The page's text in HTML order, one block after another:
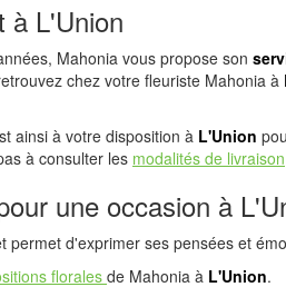
à L'Union
Mahonia vous propose son
chez votre fleuriste Mahonia à
ainsi à votre disposition à L'Union
à consulter les modalités de livraison
une occasion à
permet d'exprimer ses pensées et
floralesde Mahonia à L'Union.